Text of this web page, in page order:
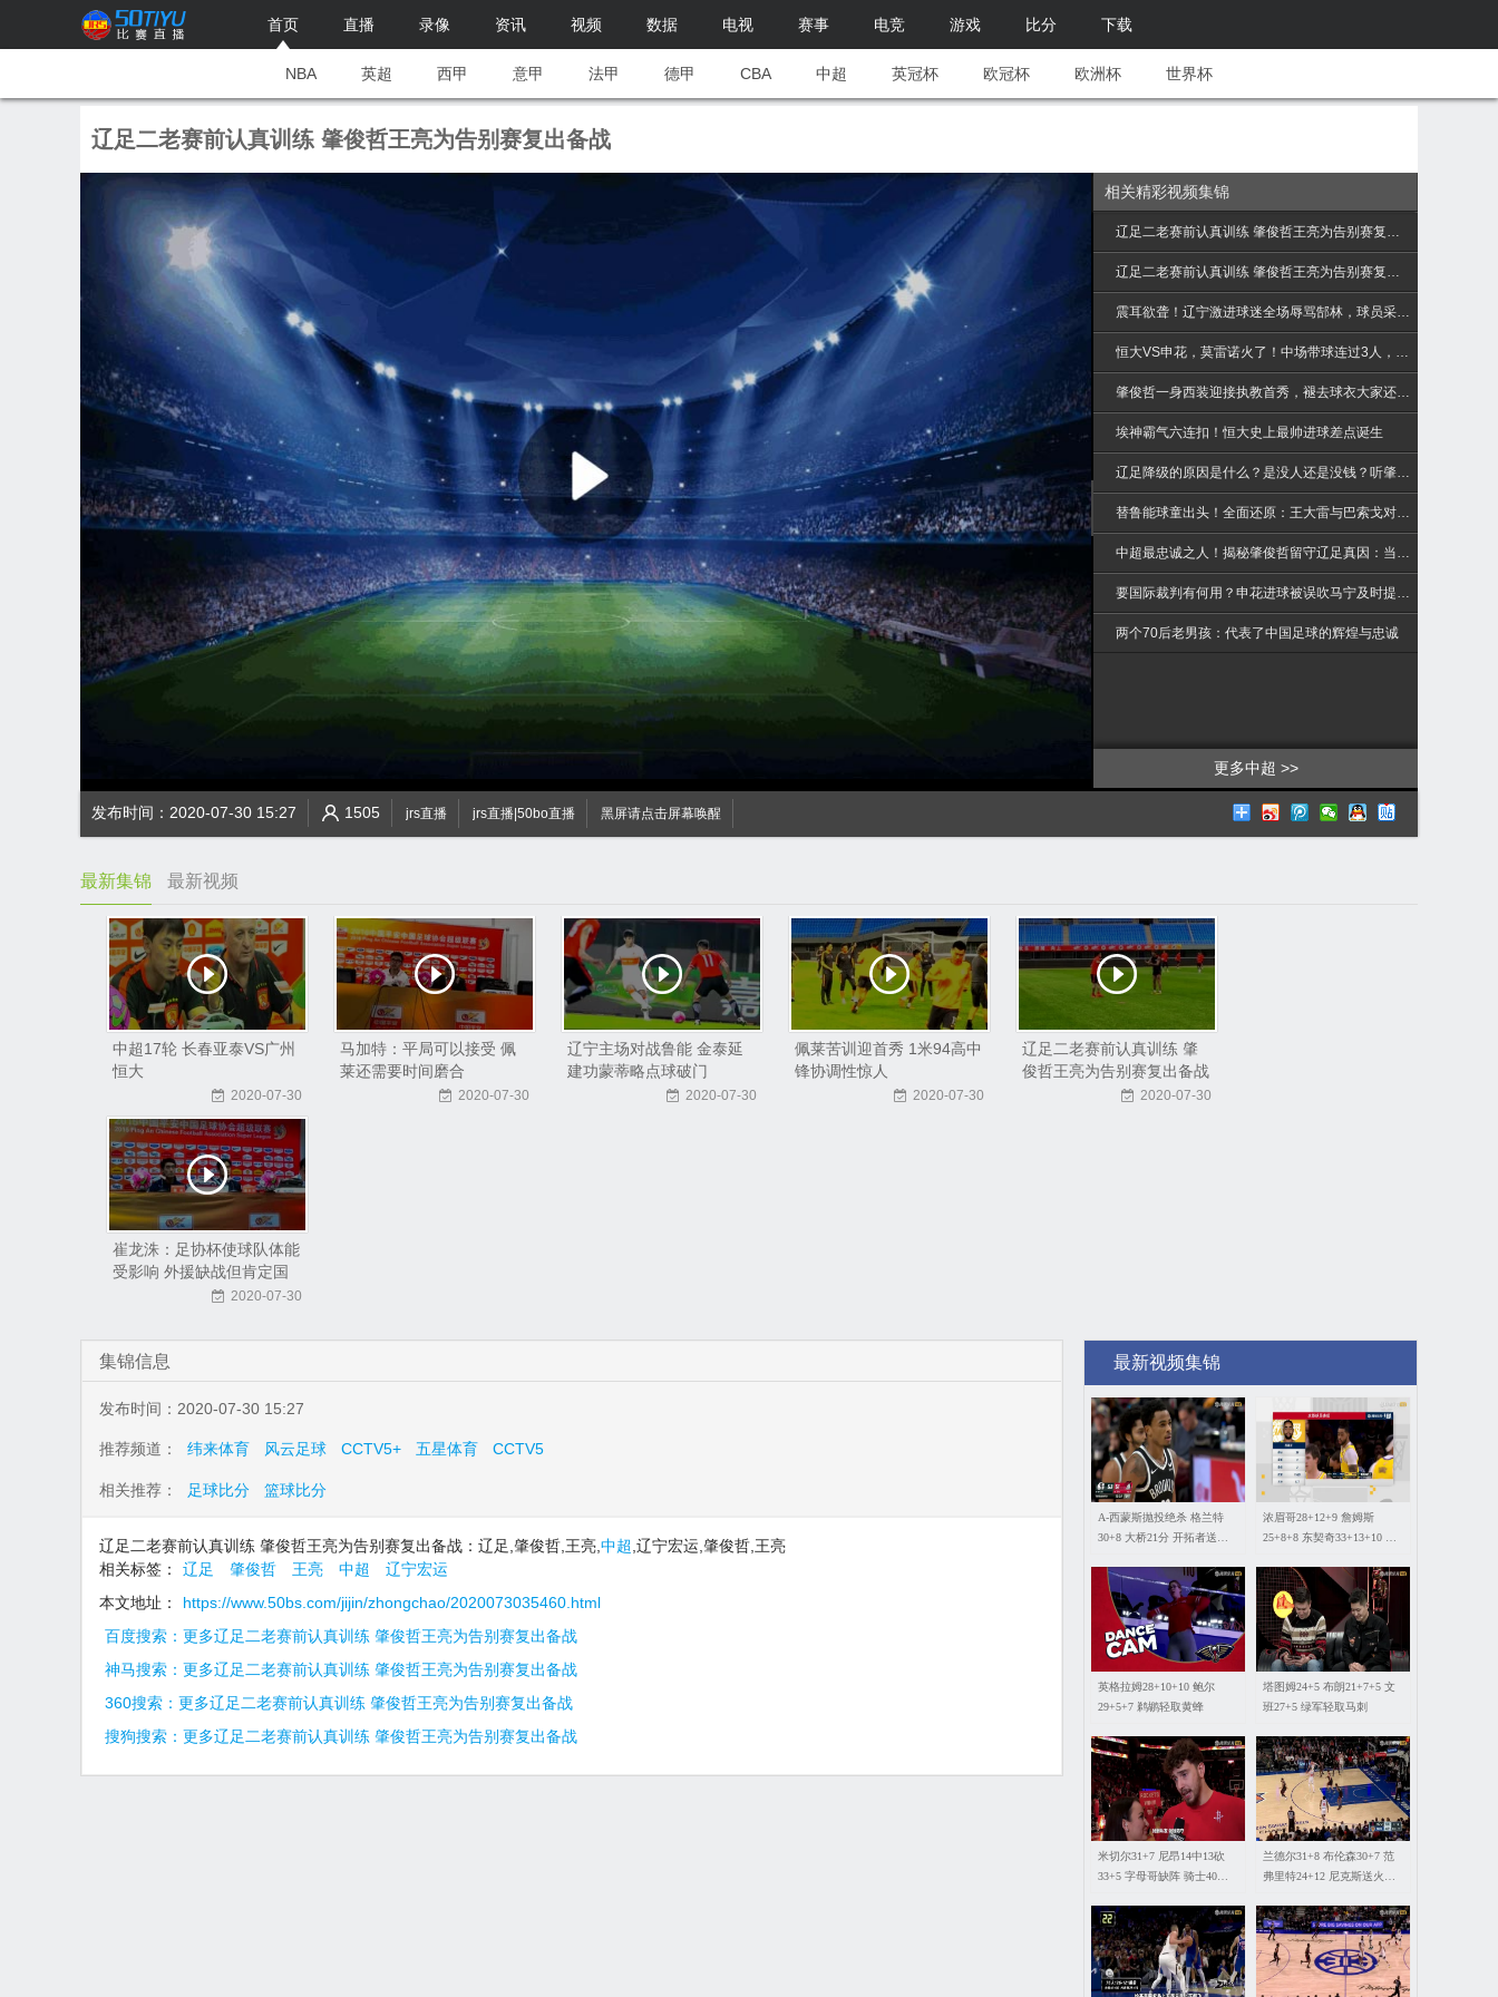
首页 直播 录像 资讯 视频 数据 电视 赛事 电竞 游戏 比分 下载
NBA 英超 西甲 意甲 法甲 德甲 CBA 中超 英冠杯 欧冠杯 欧洲杯 世界杯
辽足二老赛前认真训练 肇俊哲王亮为告别赛复出备战
>
相关精彩视频集锦
辽足二老赛前认真训练 肇俊哲王亮为告别赛复出备战
辽足二老赛前认真训练 肇俊哲王亮为告别赛复出备战
震耳欲聋！辽宁激进球迷全场辱骂郜林，球员采访的声音都听不到了
恒大VS申花，莫雷诺火了！中场带球连过3人，解说：犹如天神下
肇俊哲一身西装迎接执教首秀，褪去球衣大家还适应么
埃神霸气六连扣！恒大史上最帅进球差点诞生
辽足降级的原因是什么？是没人还是没钱？听肇俊哲和媒体怎么评价
替鲁能球童出头！全面还原：王大雷与巴索戈对喷！裁判赶紧拉架
中超最忠诚之人！揭秘肇俊哲留守辽足真因：当初为啥不转会？
要国际裁判有何用？申花进球被误吹马宁及时提醒亚洲金哨改判！
两个70后老男孩：代表了中国足球的辉煌与忠诚
更多中超
发布时间：2020-07-30 15:27 1505 jrs直播 jrs直播|50bo直播 黑屏请点击屏幕唤醒
最新集锦 最新视频
中超17轮 长春亚泰VS广州
恒大
2020-07-30
马加特：平局可以接受 佩
莱还需要时间磨合
2020-07-30
辽宁主场对战鲁能 金泰延
建功蒙蒂略点球破门
2020-07-30
佩莱苦训迎首秀 1米94高中
锋协调性惊人
2020-07-30
辽足二老赛前认真训练 肇
俊哲王亮为告别赛复出备战
2020-07-30
崔龙洙：足协杯使球队体能
受影响 外援缺战但肯定国
2020-07-30
集锦信息
发布时间：2020-07-30 15:27
推荐频道： 纬来体育 风云足球 CCTV5+ 五星体育 CCTV5
相关推荐： 足球比分 篮球比分
辽足二老赛前认真训练 肇俊哲王亮为告别赛复出备战：辽足,肇俊哲,王亮, 中超 ,辽宁宏运,肇俊哲,王亮
相关标签：
辽足 肇俊哲 王亮 中超
辽宁宏运
本文地址：
https://www.50bs.com/jijin/zhongchao/2020073035460.html
百度搜索：更多辽足二老赛前认真训练 肇俊哲王亮为告别赛复出备战
神马搜索：更多辽足二老赛前认真训练 肇俊哲王亮为告别赛复出备战
360搜索：更多辽足二老赛前认真训练 肇俊哲王亮为告别赛复出备战
搜狗搜索：更多辽足二老赛前认真训练 肇俊哲王亮为告别赛复出备战
最新视频集锦
A-西蒙斯抛投绝杀 格兰特
30+8 大桥21分 开拓者送篮
浓眉哥28+12+9 詹姆斯
25+8+8 东契奇33+13+10 湖
英格拉姆28+10+10 鲍尔
29+5+7 鹈鹕轻取黄蜂
塔图姆24+5 布朗21+7+5 文
班27+5 绿军轻取马刺
米切尔31+7 尼昂14中13砍
33+5 字母哥缺阵 骑士40分
兰德尔31+8 布伦森30+7 范
弗里特24+12 尼克斯送火箭3